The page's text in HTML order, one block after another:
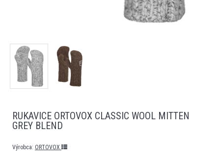
RUKAVICE ORTOVOX CLASSIC WOOL MITTEN
GREY BLEND
Výrobca: ORTOVOX